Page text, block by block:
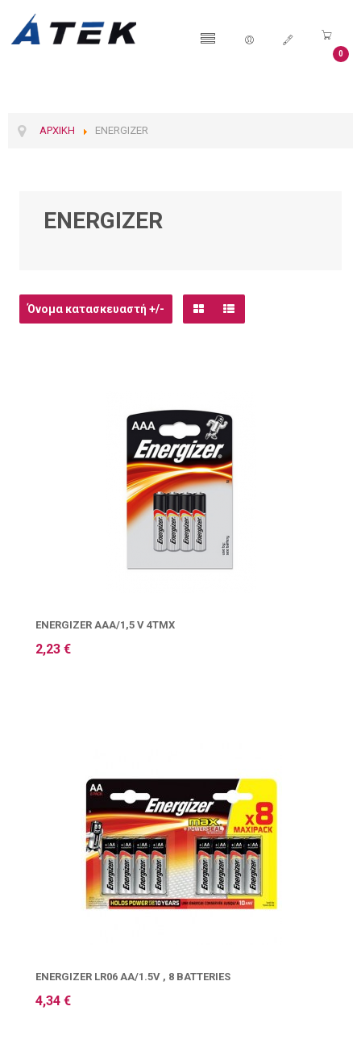
0
ΑΡΧΙΚΉ ENERGIZER
ENERGIZER
Όνομα κατασκευαστή +/-
ENERGIZER AAA/1,5 V 4ΤΜΧ
2,23 €
ENERGIZER LR06 AA/1.5V , 8 BATTERIES
4,34 €